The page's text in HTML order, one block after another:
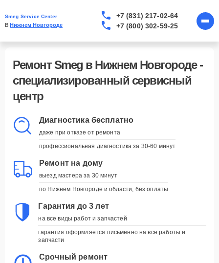
Smeg Service Center
В Нижнем Новгороде
+7 (831) 217-02-64
+7 (800) 302-59-25
Ремонт Smeg в Нижнем Новгороде -
специализированный сервисный
центр
Диагностика бесплатно
даже при отказе от ремонта
профессиональная диагностика за 30-60 минут
Ремонт на дому
выезд мастера за 30 минут
по Нижнем Новгороде и области, без оплаты
Гарантия до 3 лет
на все виды работ и запчастей
гарантия оформляется письменно на все работы и
запчасти
Срочный ремонт
Курьерская доставка
заберём и вернём устройство
наши курьеры приедут в удобное для вас
время и привезут устройство обратно, когда
оно будет готово
Запись на удобное время
вы выбираете - мы подстраиваемся
укажите дату, время и модель устройства, а
мы свяжемся для подтверждения
на все виды работ и запчастей